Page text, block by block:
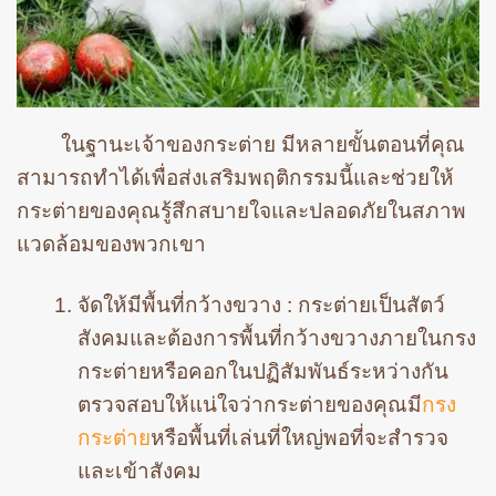
ในฐานะเจ้าของกระต่าย มีหลายขั้นตอนที่คุณ
สามารถทำได้เพื่อส่งเสริมพฤติกรรมนี้และช่วยให้
กระต่ายของคุณรู้สึกสบายใจและปลอดภัยในสภาพ
แวดล้อมของพวกเขา
จัดให้มีพื้นที่กว้างขวาง : กระต่ายเป็นสัตว์
สังคมและต้องการพื้นที่กว้างขวางภายในกรง
กระต่ายหรือคอกในปฏิสัมพันธ์ระหว่างกัน
ตรวจสอบให้แน่ใจว่ากระต่ายของคุณมีกรง
กระต่ายหรือพื้นที่เล่นที่ใหญ่พอที่จะสำรวจ
และเข้าสังคม